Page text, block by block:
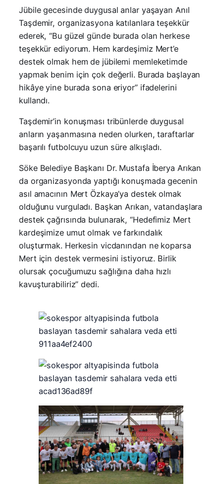
Jübile gecesinde duygusal anlar yaşayan Anıl
Taşdemir, organizasyona katılanlara teşekkür
ederek, “Bu güzel günde burada olan herkese
teşekkür ediyorum. Hem kardeşimiz Mert’e
destek olmak hem de jübilemi memleketimde
yapmak benim için çok değerli. Burada başlayan
hikâye yine burada sona eriyor” ifadelerini
kullandı.
Taşdemir’in konuşması tribünlerde duygusal
anların yaşanmasına neden olurken, taraftarlar
başarılı futbolcuyu uzun süre alkışladı.
Söke Belediye Başkanı Dr. Mustafa İberya Arıkan
da organizasyonda yaptığı konuşmada gecenin
asıl amacının Mert Özkaya’ya destek olmak
olduğunu vurguladı. Başkan Arıkan, vatandaşlara
destek çağrısında bulunarak, “Hedefimiz Mert
kardeşimize umut olmak ve farkındalık
oluşturmak. Herkesin vicdanından ne koparsa
Mert için destek vermesini istiyoruz. Birlik
olursak çocuğumuzu sağlığına daha hızlı
kavuşturabiliriz” dedi.